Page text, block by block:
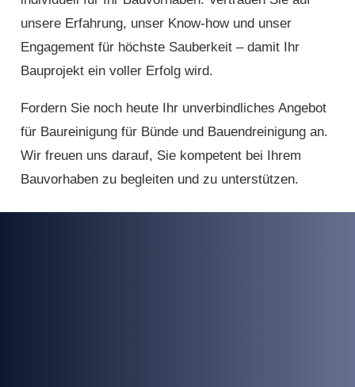
unsere Erfahrung, unser Know-how und unser
Engagement für höchste Sauberkeit – damit Ihr
Bauprojekt ein voller Erfolg wird.
Fordern Sie noch heute Ihr unverbindliches Angebot
für Baureinigung für Bünde und Bauendreinigung an.
Wir freuen uns darauf, Sie kompetent bei Ihrem
Bauvorhaben zu begleiten und zu unterstützen.